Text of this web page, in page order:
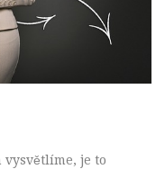
vysvětlíme, je to